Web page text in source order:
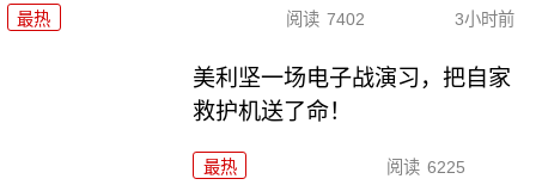
最热 阅读 7402 3小时前
美利坚一场电子战演习，把自家
救护机送了命！
最热 阅读 6225